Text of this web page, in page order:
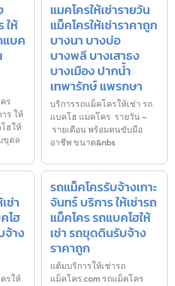
ให้
แบค
ร
ร ให้
ฮให้
ขุดล
แมคโครให้เช่ารายวัน
แม็คโครให้เช่าราคาถูก
บางนา บางบ่อ
บางพลี บางเสาธง
บางเมือง ปากน้ำ
เทพารักษ์ แพรกษา
บริการรถแม็คโครให้เช่า รถ
แบคโฮ แมคโคร รายวัน –
รายเดือน พร้อมคนขับมือ
อาชีพ ขนาด&nbs
ช่า
โฮ
จ้าง
รให้
รถแม็คโครรับจ้างเกาะ
จันทร์ บริการ ให้เช่ารถ
แม็คโคร รถแบคโฮให้
เช่า รถขุดดินรับจ้าง
ราคาถูก
แต้มบริการให้เช่ารถ
แม็คโคร.com รถแม็คโคร